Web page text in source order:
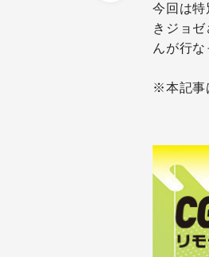
今回は
きジョ
んが行
※本記事